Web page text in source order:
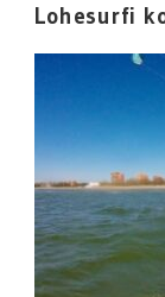
Lohesurfi